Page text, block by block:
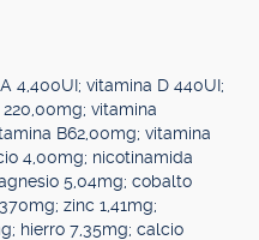
4,400UI; vitamina D 440UI;
vitamina
B62,00mg; vitamina
4,00mg; nicotinamida
5,04mg; cobalto
zinc 1,41mg;
hierro 7,35mg; calcio